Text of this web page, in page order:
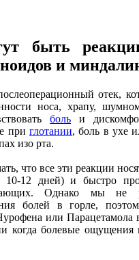
быть
и
отек,
носа, храпу,
боль и
при глотании, боль в ухе
изо рта.
что все эти реакции
10-12 дней) и быстро
Однако мы не
болей в горле,
или Парацетамола
когда болевые ощущения